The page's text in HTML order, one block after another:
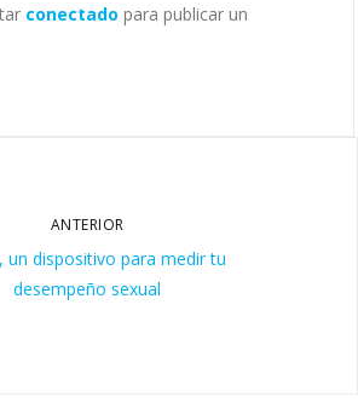
conectado para publicar un
ANTERIOR
un dispositivo para medir tu
desempeño sexual